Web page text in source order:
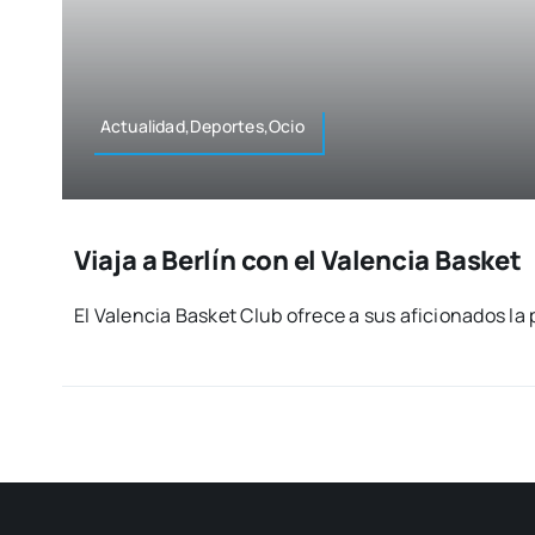
Actualidad,Deportes,Ocio
Viaja a Berlín con el Valencia Basket
El Valen­cia Bas­ket Club ofre­ce a sus afi­cio­na­dos la